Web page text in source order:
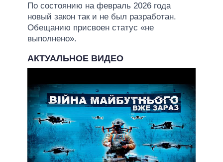
По состоянию на февраль 2026 года
новый закон так и не был разработан.
Обещанию присвоен статус «не
выполнено».
АКТУАЛЬНОЕ ВИДЕО